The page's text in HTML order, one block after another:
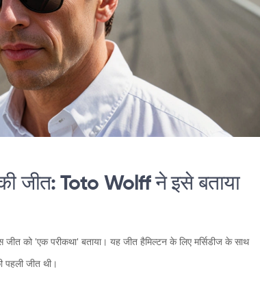
जीत: Toto Wolff ने इसे बताया
जीत को 'एक परीकथा' बताया। यह जीत हैमिल्टन के लिए मर्सिडीज के साथ
जीत थी।